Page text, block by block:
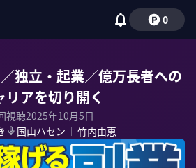
0
独立・起業／億万長者への
アを切り開く
視聴2025年10月5日
国山ハセン ｜ 竹内由恵